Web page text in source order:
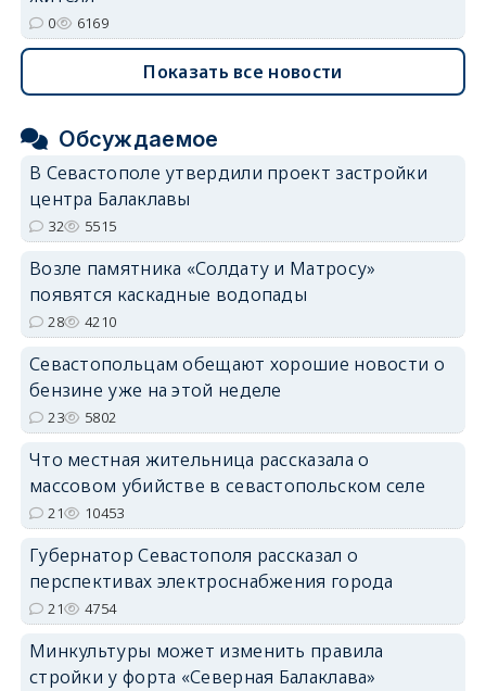
0 6169
Показать все новости
Обсуждаемое
В Севастополе утвердили проект застройки
центра Балаклавы
32 5515
Возле памятника «Солдату и Матросу»
появятся каскадные водопады
28 4210
Севастопольцам обещают хорошие новости о
бензине уже на этой неделе
23 5802
Что местная жительница рассказала о
массовом убийстве в севастопольском селе
21 10453
Губернатор Севастополя рассказал о
перспективах электроснабжения города
21 4754
Минкультуры может изменить правила
стройки у форта «Северная Балаклава»